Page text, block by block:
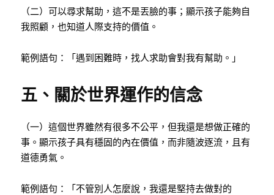
（二）可以尋求幫助，這不是丟臉的事；顯示孩子能夠自
我照顧，也知道人際支持的價值。
範例語句：「遇到困難時，找人求助會對我有幫助。」
五、關於世界運作的信念
（一）這個世界雖然有很多不公平，但我還是想做正確的
事。顯示孩子具有穩固的內在價值，而非隨波逐流，且有
道德勇氣。
範例語句：「不管別人怎麼說，我還是堅持去做對的